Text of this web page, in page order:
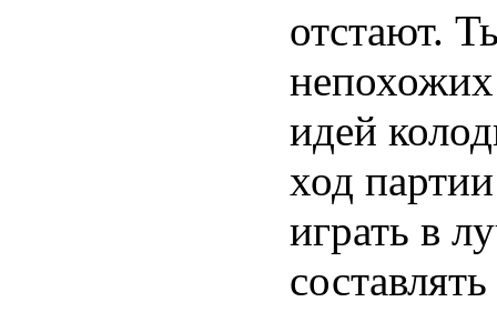
отстают.
идей
ход
играть в